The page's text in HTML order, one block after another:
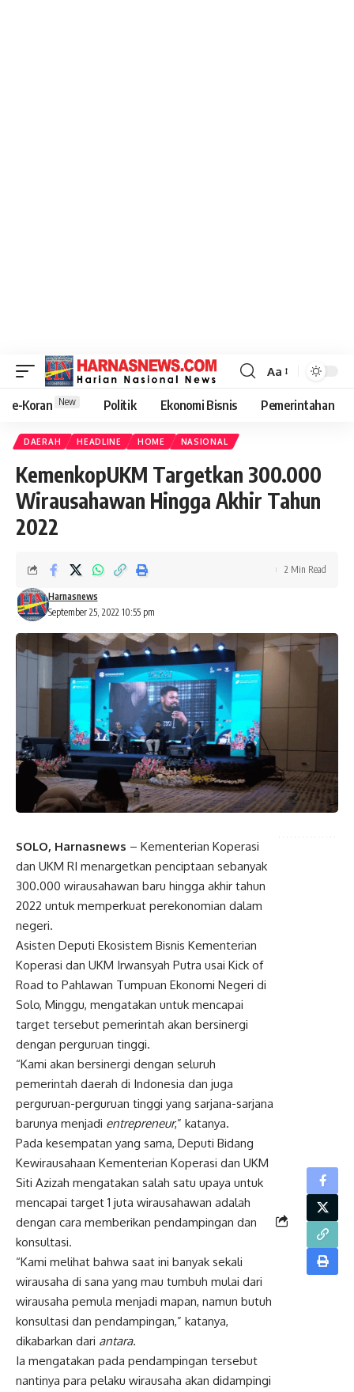
Aa
e-Koran New Politik Ekonomi Bisnis Pemerintahan
DAERAH HEADLINE HOME NASIONAL
KemenkopUKM Targetkan 300.000
Wirausahawan Hingga Akhir Tahun
2022
September 25, 2022 10:55 pm
Harnasnews
2 Min Read
SOLO, Harnasnews – Kementerian Koperasi
dan UKM RI menargetkan penciptaan sebanyak
300.000 wirausahawan baru hingga akhir tahun
2022 untuk memperkuat perekonomian dalam
negeri.
Asisten Deputi Ekosistem Bisnis Kementerian
Koperasi dan UKM Irwansyah Putra usai Kick of
Road to Pahlawan Tumpuan Ekonomi Negeri di
Solo, Minggu, mengatakan untuk mencapai
target tersebut pemerintah akan bersinergi
dengan perguruan tinggi.
“Kami akan bersinergi dengan seluruh
pemerintah daerah di Indonesia dan juga
perguruan-perguruan tinggi yang sarjana-sarjana
barunya menjadi entrepreneur,” katanya.
Pada kesempatan yang sama, Deputi Bidang
Kewirausahaan Kementerian Koperasi dan UKM
Siti Azizah mengatakan salah satu upaya untuk
mencapai target 1 juta wirausahawan adalah
dengan cara memberikan pendampingan dan
konsultasi.
“Kami melihat bahwa saat ini banyak sekali
wirausaha di sana yang mau tumbuh mulai dari
wirausaha pemula menjadi mapan, namun butuh
konsultasi dan pendampingan,” katanya,
dikabarkan dari antara.
Ia mengatakan pada pendampingan tersebut
nantinya para pelaku wirausaha akan didampingi